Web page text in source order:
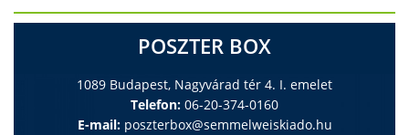
POSZTER BOX
1089 Budapest, Nagyvárad tér 4. I. emelet
Telefon: 06-20-374-0160
E-mail: poszterbox@semmelweiskiado.hu